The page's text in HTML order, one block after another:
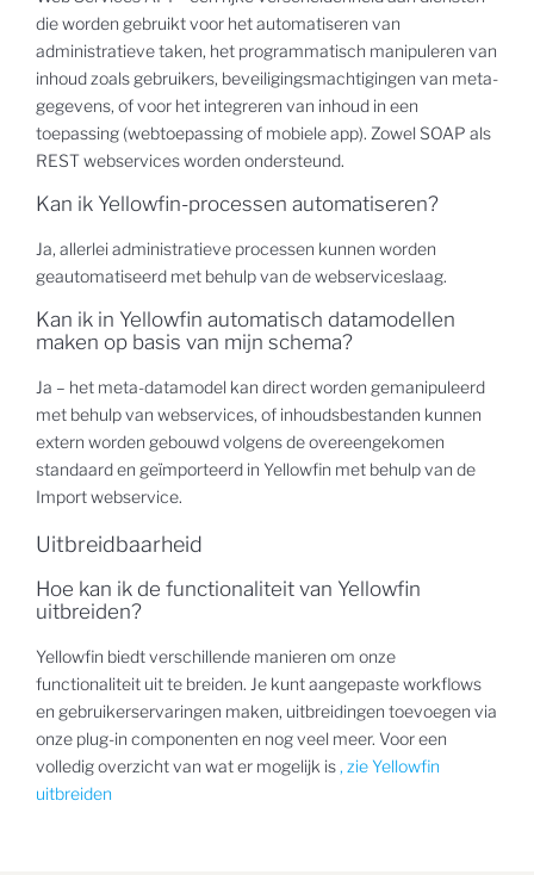
die worden gebruikt voor het automatiseren van
administratieve taken, het programmatisch manipuleren van
inhoud zoals gebruikers, beveiligingsmachtigingen van meta-
gegevens, of voor het integreren van inhoud in een
toepassing (webtoepassing of mobiele app). Zowel SOAP als
REST webservices worden ondersteund.
Kan ik Yellowfin-processen automatiseren?
Ja, allerlei administratieve processen kunnen worden
geautomatiseerd met behulp van de webserviceslaag.
Kan ik in Yellowfin automatisch datamodellen
maken op basis van mijn schema?
Ja – het meta-datamodel kan direct worden gemanipuleerd
met behulp van webservices, of inhoudsbestanden kunnen
extern worden gebouwd volgens de overeengekomen
standaard en geïmporteerd in Yellowfin met behulp van de
Import webservice.
Uitbreidbaarheid
Hoe kan ik de functionaliteit van Yellowfin
uitbreiden?
Yellowfin biedt verschillende manieren om onze
functionaliteit uit te breiden. Je kunt aangepaste workflows
en gebruikerservaringen maken, uitbreidingen toevoegen via
onze plug-in componenten en nog veel meer. Voor een
volledig overzicht van wat er mogelijk is , zie Yellowfin
uitbreiden